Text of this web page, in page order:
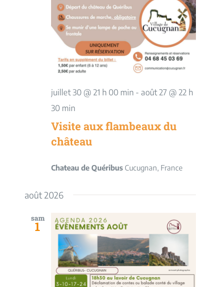
juillet 30 @ 21 h 00 min- août 27 @ 22 h
30 min
Visite aux flambeaux du
château
Chateau de Quéribus Cucugnan, France
août 2026
sam
1